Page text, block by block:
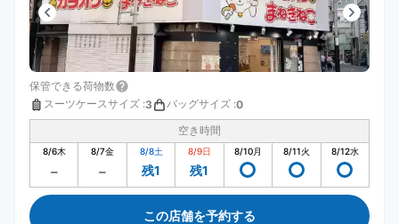
保管できる荷物数
スーツケースサイズ :3 バッグサイズ :0
空き時間
8/6木 8/7金 8/8土
残1
8/9日
残1
8/10月 8/11火 8/12水
この店舗を予約する